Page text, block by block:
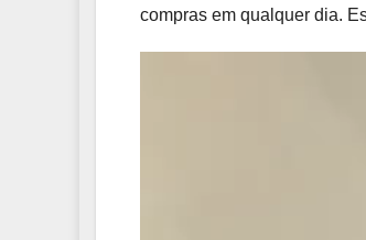
compras em qualquer dia.